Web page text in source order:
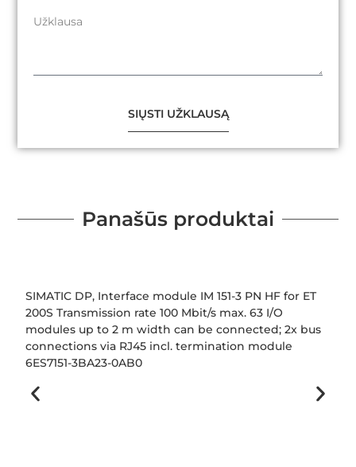
SIŲSTI UŽKLAUSĄ
Panašūs produktai
SIMATIC DP, Interface module IM 151-3 PN HF for ET
200S Transmission rate 100 Mbit/s max. 63 I/O
modules up to 2 m width can be connected; 2x bus
connections via RJ45 incl. termination module
6ES7151-3BA23-0AB0